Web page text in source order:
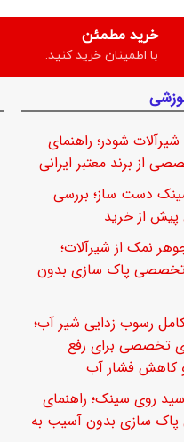
خرید مطمئن
با اطمینان خرید کنید.
شیرآلات شودر؛ راهنمای
از برند معتبر ایرانی
دست ساز؛ بررسی
از خرید
نمک از شیرآلات؛
تخصصی پاک سازی بدون
رسوب زدایی شیر آب؛
تخصصی برای رفع
کاهش فشار آب
روی سینک؛ راهنمای
سازی بدون آسیب به